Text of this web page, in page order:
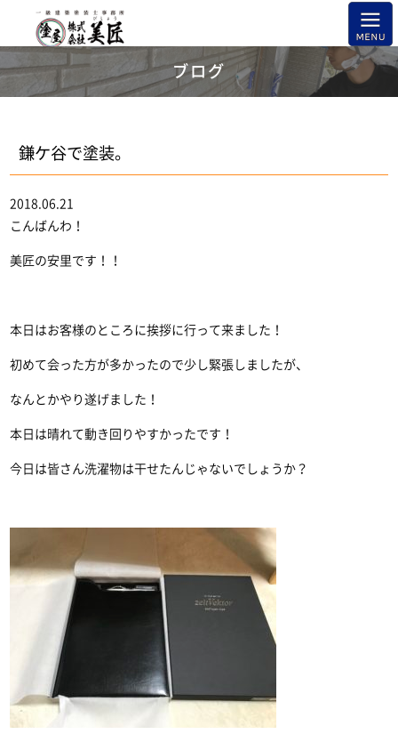
ブログ
鎌ケ谷で塗装。
2018.06.21
こんばんわ！
美匠の安里です！！
本日はお客様のところに挨拶に行って来ました！
初めて会った方が多かったので少し緊張しましたが、
なんとかやり遂げました！
本日は晴れて動き回りやすかったです！
今日は皆さん洗濯物は干せたんじゃないでしょうか？